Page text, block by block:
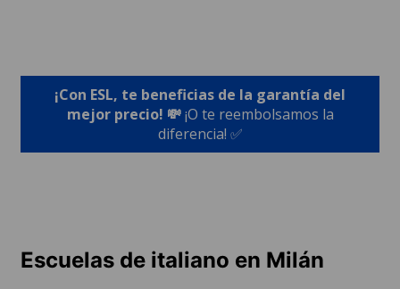
¡Con ESL, te beneficias de la garantía del
mejor precio! 💸¡O te reembolsamos la
diferencia! ✅
Escuelas de italiano en Milán